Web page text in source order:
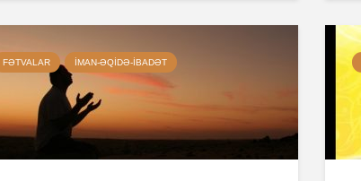
FƏTVALAR İMAN-ƏQIDƏ-IBADƏT